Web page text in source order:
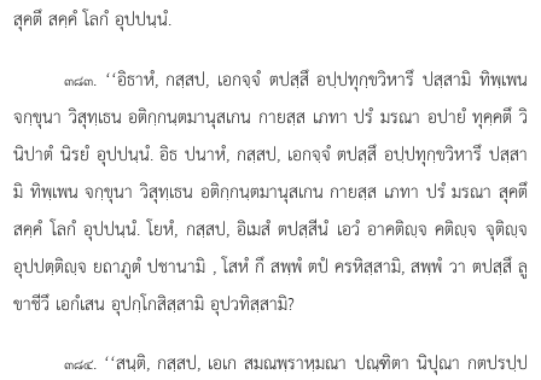
สุคตึ สคฺคํ โลกํ อุปปนฺนํ.
๓๘๓. ‘‘อิธาหํ, กสฺสป, เอกจฺจํ ตปสฺสึ อปฺปทุกฺขวิหารึ ปสฺสามิ ทิพฺเพน
จกฺขุนา วิสุทฺเธน อติกฺกนฺตมานุสเกน กายสฺส เภทา ปรํ มรณา อปายํ ทุคฺคตึ วิ
นิปาตํ นิรยํ อุปปนฺนํ. อิธ ปนาหํ, กสฺสป, เอกจฺจํ ตปสฺสึ อปฺปทุกฺขวิหารึ ปสฺสา
มิ ทิพฺเพน จกฺขุนา วิสุทฺเธน อติกฺกนฺตมานุสเกน กายสฺส เภทา ปรํ มรณา สุคตึ
สคฺคํ โลกํ อุปปนฺนํ. โยหํ, กสฺสป, อิเมสํ ตปสฺสีนํ เอวํ อาคติฺจ คติฺจ จุติฺจ
อุปปตฺติฺจ ยถาภูตํ ปชานามิ , โสหํ กึ สพฺพํ ตปํ ครหิสฺสามิ, สพฺพํ วา ตปสฺสึ ลู
ขาชีวึ เอกํเสน อุปกฺโกสิสฺสามิ อุปวทิสฺสามิ?
๓๘๔. ‘‘สนฺติ, กสฺสป, เอเก สมณพฺราหฺมณา ปณฺฑิตา นิปุณา กตปรปฺป